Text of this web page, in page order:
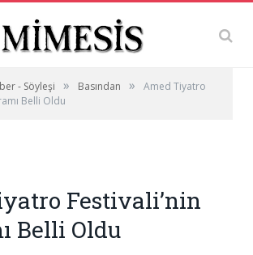
- Söyleşi » Basından »
Amed Tiyatro
Belli Oldu
Festivali’nin
Belli Oldu